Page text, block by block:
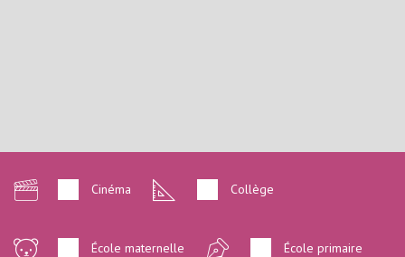
Cinéma Collège
École maternelle École primaire